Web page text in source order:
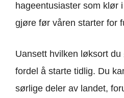
hageentusiaster som klør
gjøre før våren starter for
Uansett hvilken løksort
fordel å starte tidlig. Du
sørlige deler av landet,